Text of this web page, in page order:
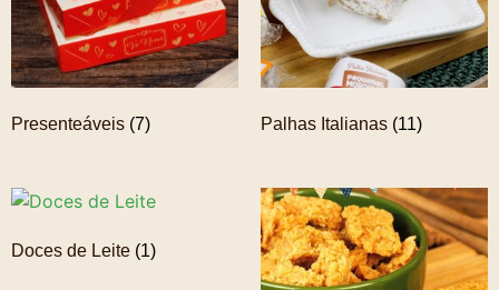
Presenteáveis (7) Palhas Italianas (11)
Doces de Leite (1)